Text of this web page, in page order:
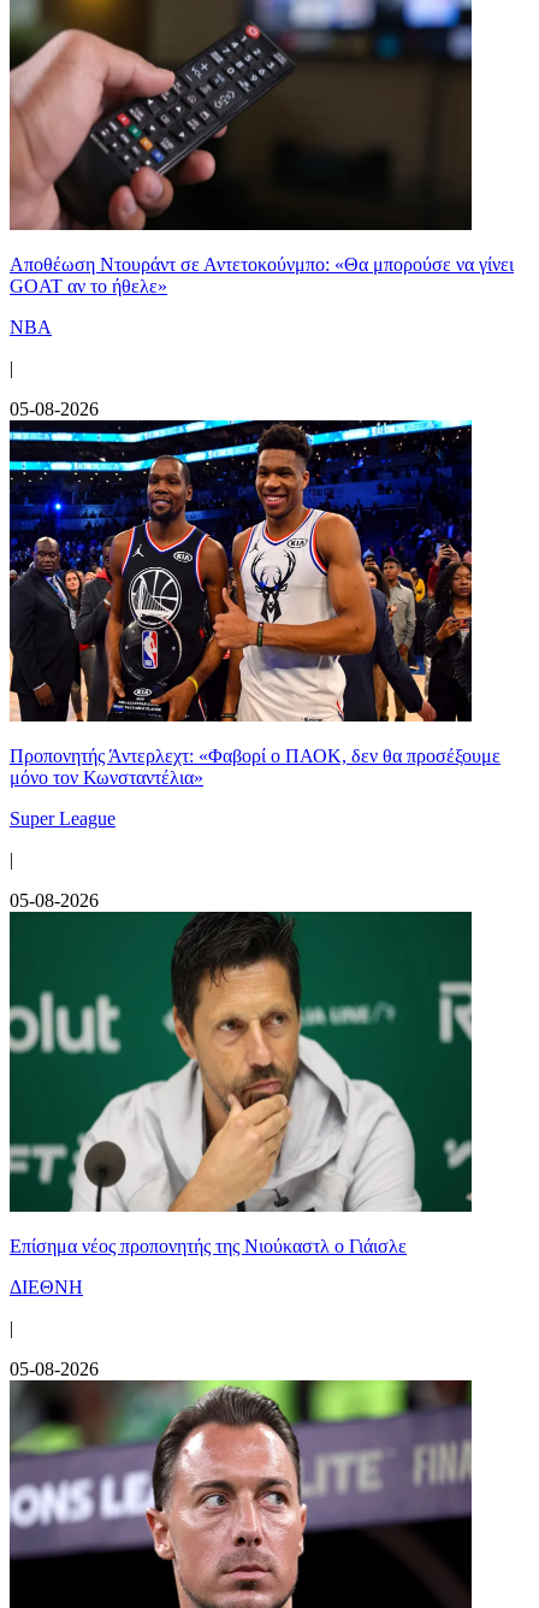
Αποθέωση Ντουράντ σε Αντετοκούνμπο: «Θα μπορούσε να γίνει
GOAT αν το ήθελε»
NBA
|
05-08-2026
Προπονητής Άντερλεχτ: «Φαβορί ο ΠΑΟΚ, δεν θα προσέξουμε
μόνο τον Κωνσταντέλια»
Super League
|
05-08-2026
Επίσημα νέος προπονητής της Νιούκαστλ ο Γιάισλε
ΔΙΕΘΝΗ
|
05-08-2026